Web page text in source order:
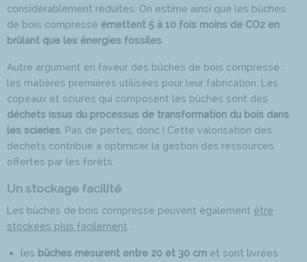
considérablement réduites. On estime ainsi que les bûches
de bois compressé émettent 5 à 10 fois moins de CO2 en
brûlant que les énergies fossiles
Autre argument en faveur des bûches de bois compressé :
les matières premières utilisées pour leur fabrication. Les
copeaux et sciures qui composent les bûches sont des
déchets issus du processus de transformation du bois dans
les scieries . Pas de pertes, donc ! Cette valorisation des
déchets contribue à optimiser la gestion des ressources
offertes par les forêts.
Un stockage facilité
Les bûches de bois compressé peuvent également être
stockées plus facilement :
les bûches mesurent entre 20 et 30 cm et sont livrées